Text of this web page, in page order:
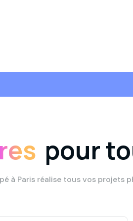
pour
à Paris réalise tous vos projets